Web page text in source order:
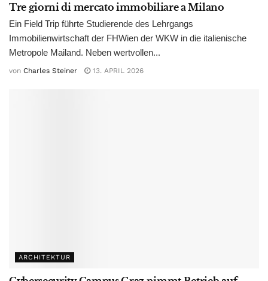
Tre giorni di mercato immobiliare a Milano
Ein Field Trip führte Studierende des Lehrgangs
Immobilienwirtschaft der FHWien der WKW in die italienische
Metropole Mailand. Neben wertvollen...
von Charles Steiner 13. APRIL 2026
ARCHITEKTUR